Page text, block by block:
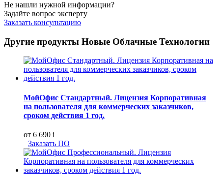
Не нашли нужной информации?
Задайте вопрос эксперту
Заказать консультацию
Другие продукты Новые Облачные Технологии
МойОфис Стандартный. Лицензия Корпоративная
на пользователя для коммерческих заказчиков,
сроком действия 1 год.
от 6 690 i
Заказать ПО